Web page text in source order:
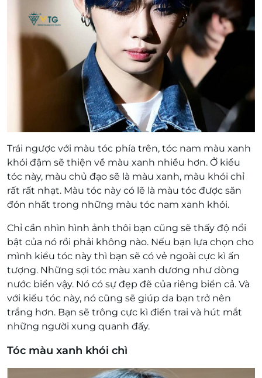
Trái ngược với màu tóc phía trên, tóc nam màu xanh
khói đậm sẽ thiện về màu xanh nhiều hơn. Ở kiểu
tóc này, màu chủ đạo sẽ là màu xanh, màu khói chỉ
rất rất nhạt. Màu tóc này có lẽ là màu tóc được săn
đón nhất trong những màu tóc nam xanh khói.
Chỉ cần nhìn hình ảnh thôi bạn cũng sẽ thấy độ nổi
bật của nó rồi phải không nào. Nếu bạn lựa chọn cho
mình kiểu tóc này thì bạn sẽ có vẻ ngoài cực kì ấn
tượng. Những sợi tóc màu xanh dương như dòng
nước biển vậy. Nó có sự đẹp đẽ của riêng biển cả. Và
với kiểu tóc này, nó cũng sẽ giúp da bạn trở nên
trắng hơn. Bạn sẽ trông cực kì điển trai và hút mắt
những người xung quanh đấy.
Tóc màu xanh khói chì